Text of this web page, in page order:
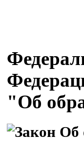
"Об